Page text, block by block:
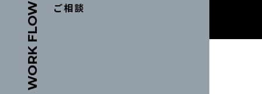
WORK FLOW ご相談